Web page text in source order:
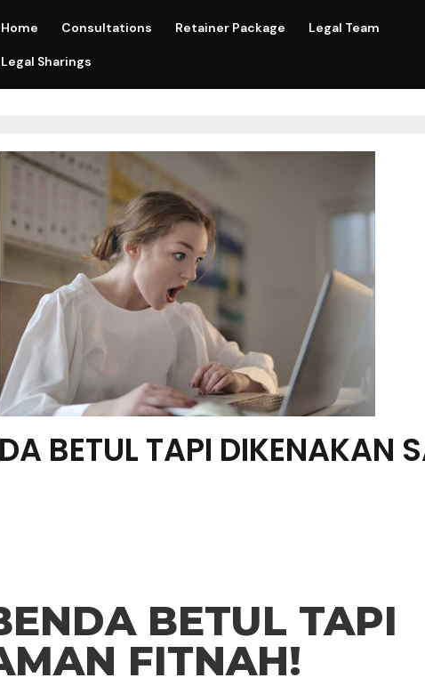
Home Consultations Retainer Package Legal Team
Legal Sharings
BETUL TAPI DIKENAKAN
BETUL TAPI
FITNAH!